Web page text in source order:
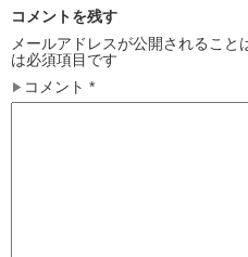
コメントを残す
メールアドレスが公開されること
は必須項目です
コメント *